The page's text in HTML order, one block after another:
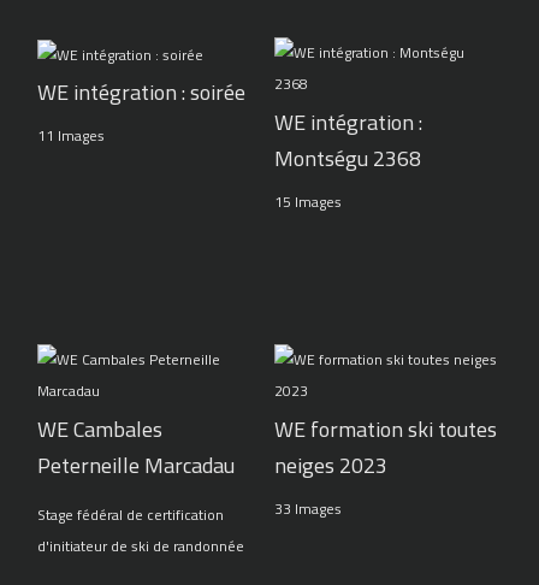
WE intégration : soirée
11 Images
WE intégration :
Montségu 2368
15 Images
WE Cambales
Peterneille Marcadau
Stage fédéral de certification
d'initiateur de ski de randonnée
WE formation ski toutes
neiges 2023
33 Images